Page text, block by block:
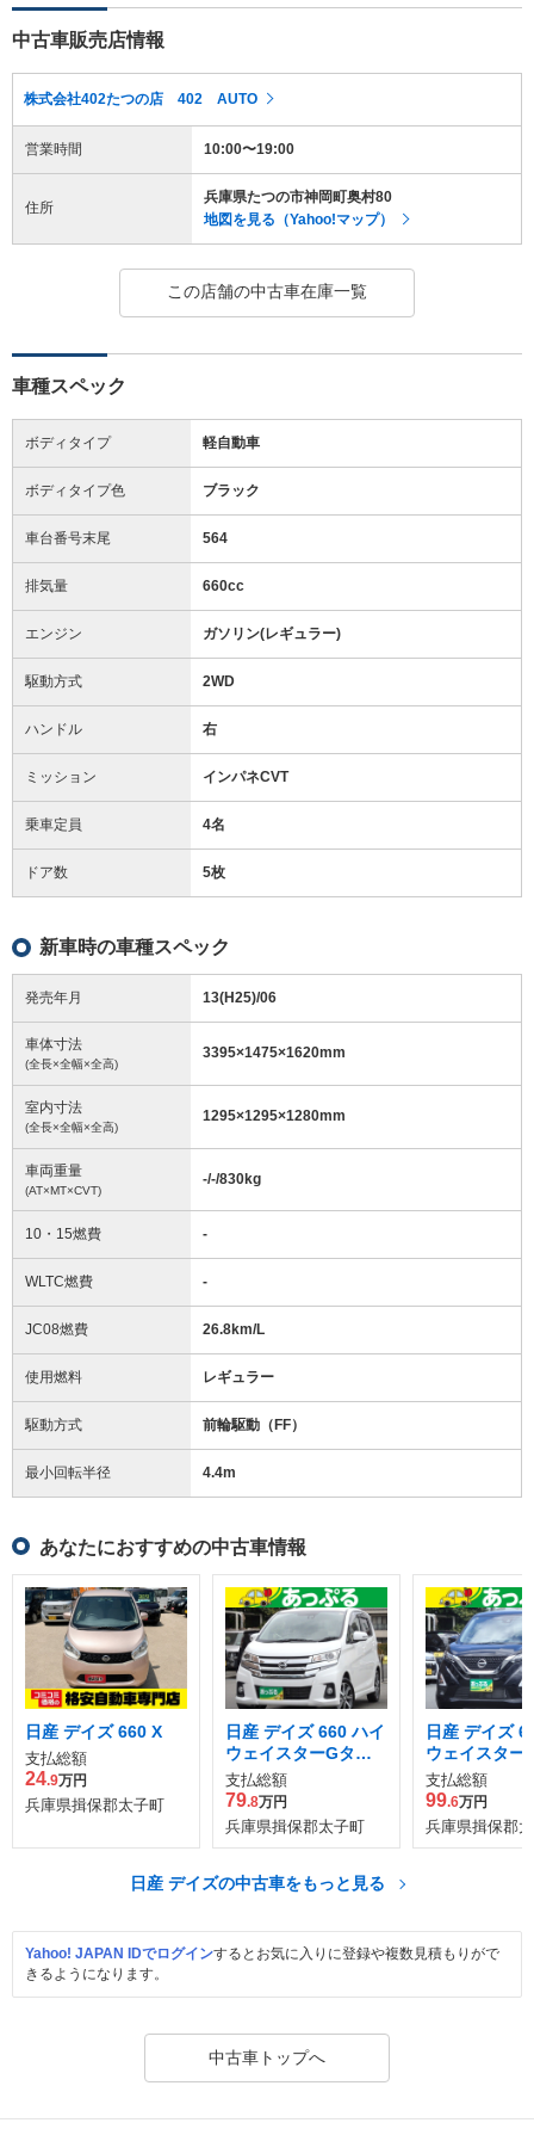
中古車販売店情報
株式会社402たつの店 402 AUTO
営業時間 10:00〜19:00
住所
兵庫県たつの市神岡町奥村80
地図を見る（Yahoo!マップ）
この店舗の中古車在庫一覧
車種スペック
ボディタイプ 軽自動車
ボディタイプ色 ブラック
車台番号末尾 564
排気量 660cc
エンジン ガソリン(レギュラー)
駆動方式 2WD
ハンドル 右
ミッション インパネCVT
乗車定員 4名
ドア数 5枚
新車時の車種スペック
発売年月 13(H25)/06
車体寸法
(全長×全幅×全高)
3395×1475×1620mm
室内寸法
(全長×全幅×全高)
1295×1295×1280mm
車両重量
(AT×MT×CVT)
-/-/830kg
10・15燃費 -
WLTC燃費 -
JC08燃費 26.8km/L
使用燃料 レギュラー
駆動方式 前輪駆動（FF）
最小回転半径 4.4m
あなたにおすすめの中古車情報
日産 デイズ 660 X
支払総額
24.9万円
兵庫県揖保郡太子町
日産 デイズ 660 ハイ
ウェイスターGター
ボ
支払総額
79.8万円
兵庫県揖保郡太子町
日産 デイズ
ウェイスター
支払総額
99.6万円
兵庫県揖保郡
日産 デイズの中古車をもっと見る
Yahoo! JAPAN IDでログインするとお気に入りに登録や複数見積もりがで
きるようになります。
中古車トップへ